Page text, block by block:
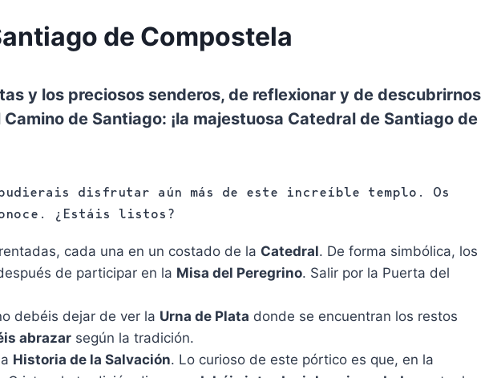
de Compostela
y los preciosos senderos, de reflexionar y de descubrirnos
de Santiago: ¡la majestuosa Catedral de Santiago de
disfrutar aún más de este increíble templo. Os
¿Estáis listos?
cada una en un costado de la Catedral. De forma simbólica, los
de participar en la Misa del Peregrino. Salir por la Puerta del
debéis dejar de ver la Urna de Plata donde se encuentran los restos
abrazar según la tradición.
Historia de la Salvación. Lo curioso de este pórtico es que, en la